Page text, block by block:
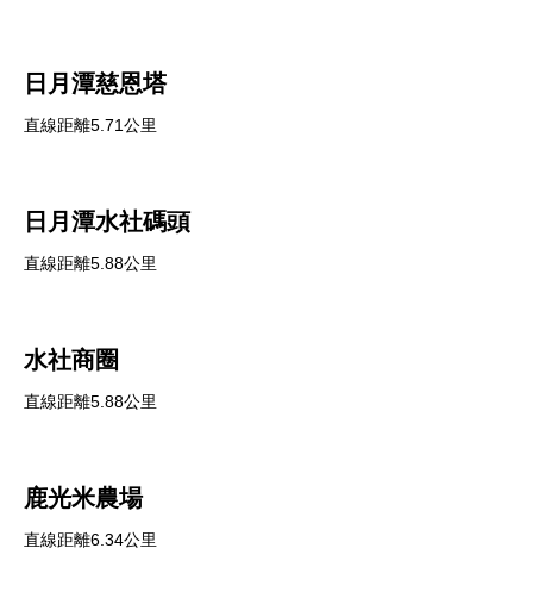
日月潭慈恩塔
直線距離5.71公里
日月潭水社碼頭
直線距離5.88公里
水社商圈
直線距離5.88公里
鹿光米農場
直線距離6.34公里